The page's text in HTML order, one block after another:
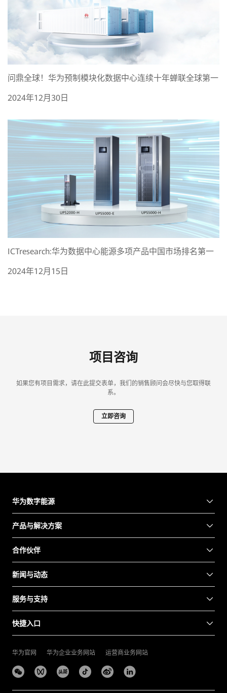
问鼎全球！华为预制模块化数据中心连续十年蝉联全球第一
2024年12月30日
ICTresearch:华为数据中心能源多项产品中国市场排名第一
2024年12月15日
项目咨询
如果您有项目需求，请在此提交表单，我们的销售顾问会尽快与您取得联
系。
立即咨询
华为数字能源
产品与解决方案
合作伙伴
新闻与动态
服务与支持
快捷入口
华为官网 华为企业业务网站 运营商业务网站